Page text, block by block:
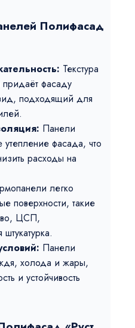
Полифасад
Текстура
придаёт фасаду
подходящий для
Панели
фасада, что
расходы на
легко
поверхности, такие
ЦСП,
Панели
холода и жары,
и устойчивость